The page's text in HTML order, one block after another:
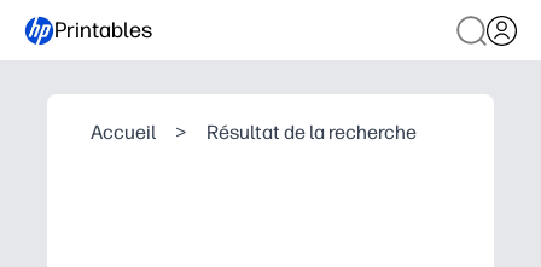
Printables
Accueil > Résultat de la recherche